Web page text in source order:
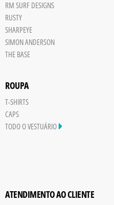
RM SURF DESIGNS
RUSTY
SHARPEYE
SIMON ANDERSON
THE BASE
ROUPA
T-SHIRTS
CAPS
TODO O VESTUÁRIO
ATENDIMENTO AO CLIENTE